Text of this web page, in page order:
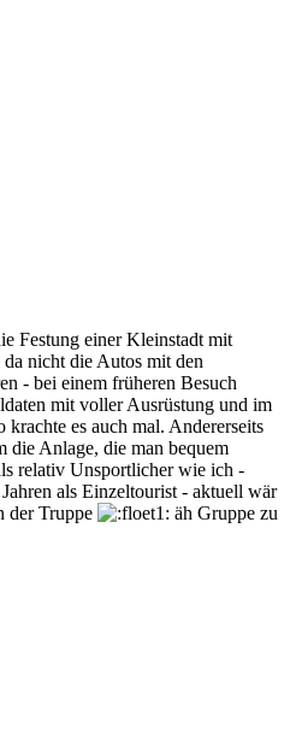
Festung einer Kleinstadt mit
nicht die Autos mit den
- bei einem früheren Besuch
mit voller Ausrüstung und im
es auch mal. Andererseits
die Anlage, die man bequem
relativ Unsportlicher wie ich -
als Einzeltourist - aktuell wär
der Truppe
äh Gruppe zu